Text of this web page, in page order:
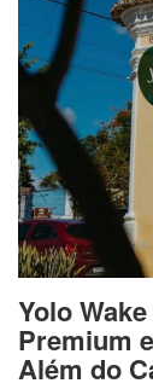
Yolo
Premium
Além do